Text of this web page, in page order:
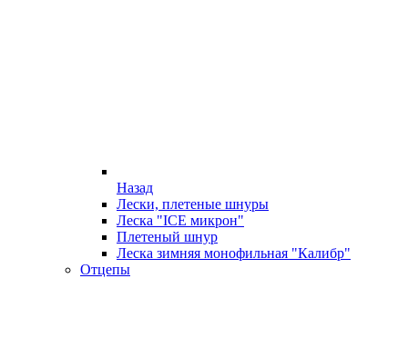
Назад
Лески, плетеные шнуры
Леска "ICE микрон"
Плетеный шнур
Леска зимняя монофильная "Калибр"
Отцепы